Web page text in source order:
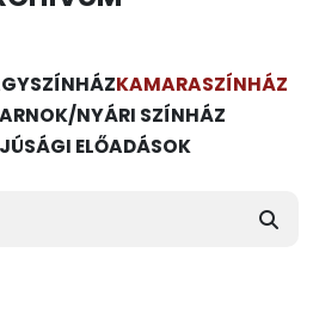
KAMARASZÍNHÁZ
NYÁRI SZÍNHÁZ
ELŐADÁSOK